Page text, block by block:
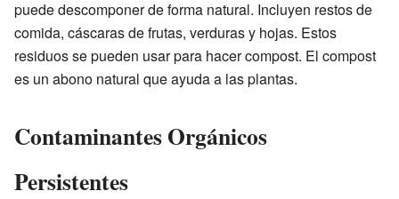
puede descomponer de forma natural. Incluyen restos de
comida, cáscaras de frutas, verduras y hojas. Estos
residuos se pueden usar para hacer compost. El compost
es un abono natural que ayuda a las plantas.
Contaminantes Orgánicos
Persistentes